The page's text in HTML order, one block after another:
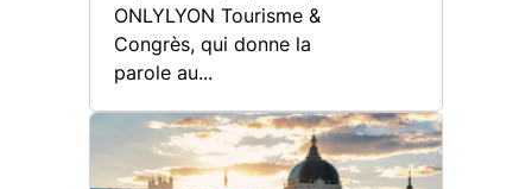
ONLYLYON Tourisme &
Congrès, qui donne la
parole au...